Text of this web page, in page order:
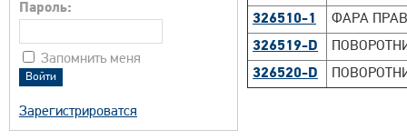
Пароль:
Запомнить меня
Зарегистрироватся
326510-1
ФАРА
326519-D
326520-D